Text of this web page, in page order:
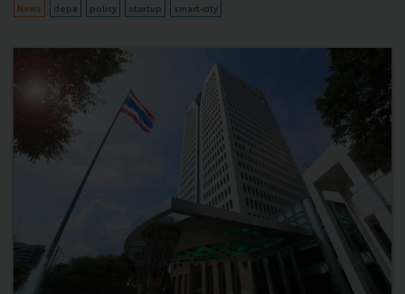
News depa policy startup smart-city